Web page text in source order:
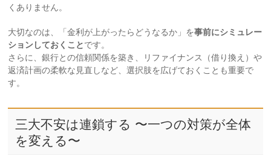
くありません。
大切なのは、「金利が上がったらどうなるか」を事前にシミュレー
ションしておくことです。
さらに、銀行との信頼関係を築き、リファイナンス（借り換え）や
返済計画の柔軟な見直しなど、選択肢を広げておくことも重要で
す。
三大不安は連鎖する 〜一つの対策が全体
を変える〜